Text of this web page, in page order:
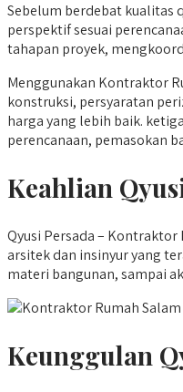
Sebelum berdebat kualitas
perspektif sesuai
tahapan proyek,
Menggunakan Kontraktor
konstruksi, persyaratan
harga yang lebih baik.
perencanaan, pemasokan
Keahlian
Qyusi Persada –
arsitek dan insinyur yang
materi bangunan, sampai
Keunggulan